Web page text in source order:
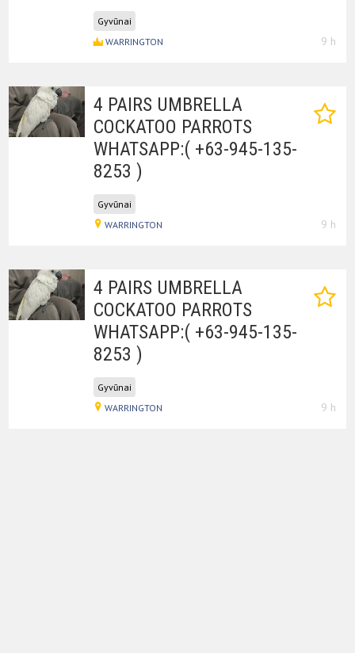
9 h
Gyvūnai
WARRINGTON
9 h
4 PAIRS UMBRELLA
COCKATOO PARROTS
WHATSAPP:( +63-945-135-
8253 )
Gyvūnai
WARRINGTON
9 h
4 PAIRS UMBRELLA
COCKATOO PARROTS
WHATSAPP:( +63-945-135-
8253 )
Gyvūnai
WARRINGTON